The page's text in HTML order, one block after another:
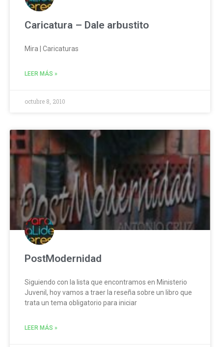
Caricatura – Dale arbustito
Mira | Caricaturas
LEER MÁS »
octubre 8, 2010
PostModernidad
Siguiendo con la lista que encontramos en Ministerio
Juvenil, hoy vamos a traer la reseña sobre un libro que
trata un tema obligatorio para iniciar
LEER MÁS »